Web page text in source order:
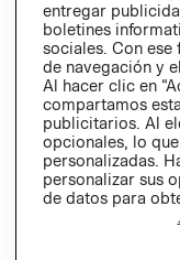
entregar
boletines
sociales. Con
de navegación y
Al hacer clic en
compartamos
publicitarios. Al
opcionales, lo
personalizadas.
personalizar sus
de datos para